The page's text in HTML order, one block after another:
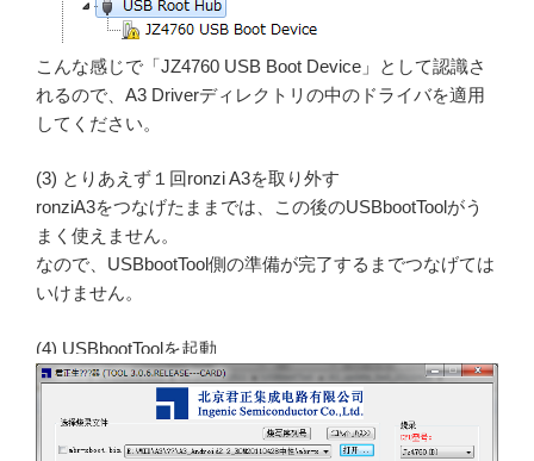
こんな感じで「JZ4760 USB Boot Device」として認識さ
れるので、A3 Driverディレクトリの中のドライバを適用
してください。
(3) とりあえず１回ronzi A3を取り外す
ronziA3をつなげたままでは、この後のUSBbootToolがう
まく使えません。
なので、USBbootTool側の準備が完了するまでつなげては
いけません。
(4) USBbootToolを起動